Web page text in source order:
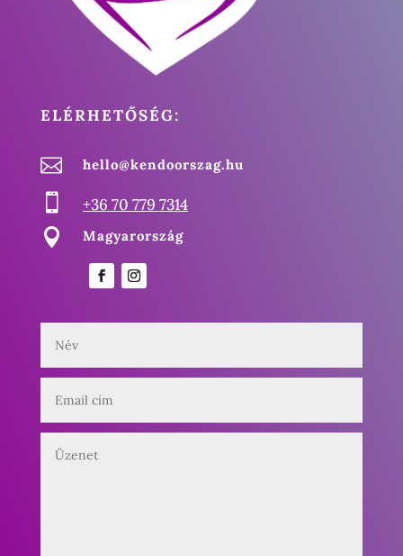
ELÉRHETŐSÉG:
 hello@kendoorszag.hu
 +36 70 779 7314
 Magyarország